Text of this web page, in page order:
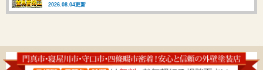
2026.08.04更新